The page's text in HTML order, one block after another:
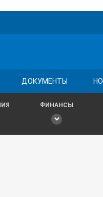
ДОКУМЕНТЫ
ФИНАНСЫ